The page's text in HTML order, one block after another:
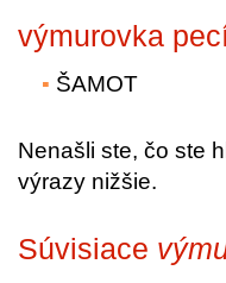
výmurovka
ŠAMOT
Nenašli ste, čo ste
výrazy nižšie.
Súvisiace